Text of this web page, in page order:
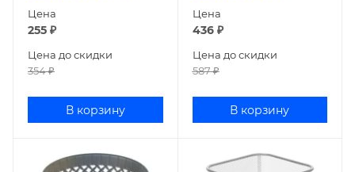
Цена
255 ₽
Цена до скидки
354₽
В корзину
Цена
436₽
Цена до скидки
587₽
В корзину